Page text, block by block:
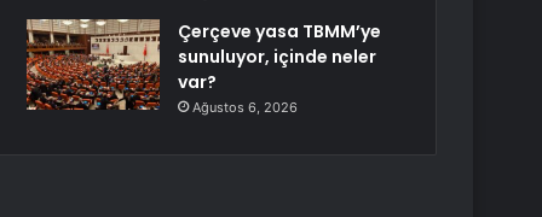
Çerçeve yasa TBMM’ye
sunuluyor, içinde neler
var?
Ağustos 6, 2026